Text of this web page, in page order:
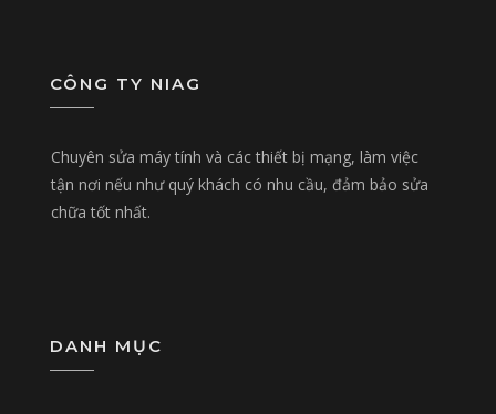
CÔNG TY NIAG
Chuyên sửa máy tính và các thiết bị mạng, làm việc
tận nơi nếu như quý khách có nhu cầu, đảm bảo sửa
chữa tốt nhất.
DANH MỤC